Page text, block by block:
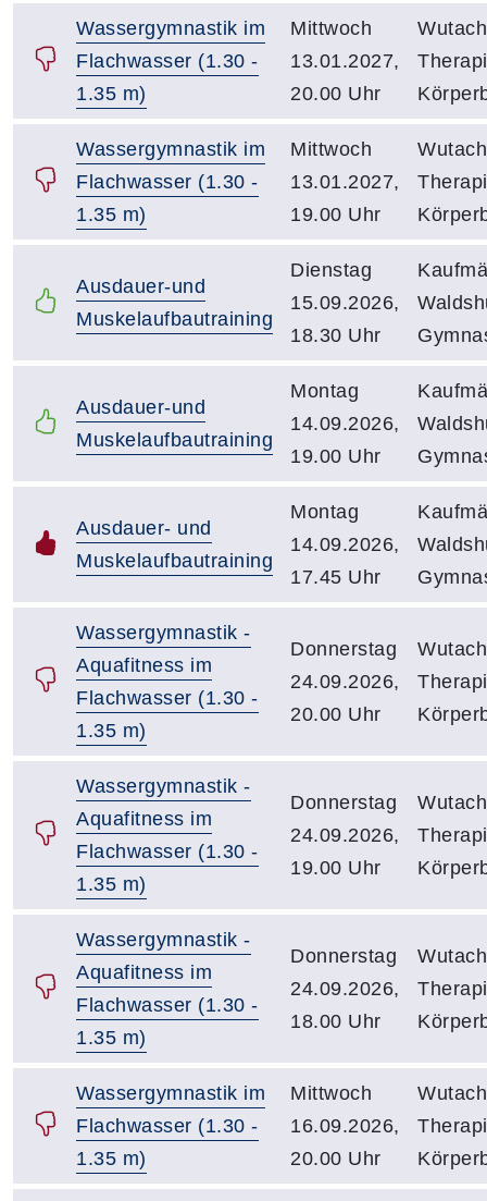
Wassergymnastik im
Flachwasser (1.30 -
1.35 m)
Mittwoch
13.01.2027,
20.00 Uhr
Wassergymnastik im
Flachwasser (1.30 -
1.35 m)
Mittwoch
13.01.2027,
19.00 Uhr
Ausdauer-und
Muskelaufbautraining
Dienstag
15.09.2026,
18.30 Uhr
Ausdauer-und
Muskelaufbautraining
Montag
14.09.2026,
19.00 Uhr
Ausdauer- und
Muskelaufbautraining
Montag
14.09.2026,
17.45 Uhr
Wassergymnastik -
Aquafitness im
Flachwasser (1.30 -
1.35 m)
Donnerstag
24.09.2026,
20.00 Uhr
Wassergymnastik -
Aquafitness im
Flachwasser (1.30 -
1.35 m)
Donnerstag
24.09.2026,
19.00 Uhr
Wassergymnastik -
Aquafitness im
Flachwasser (1.30 -
1.35 m)
Donnerstag
24.09.2026,
18.00 Uhr
Wassergymnastik im
Flachwasser (1.30 -
1.35 m)
Mittwoch
16.09.2026,
20.00 Uhr